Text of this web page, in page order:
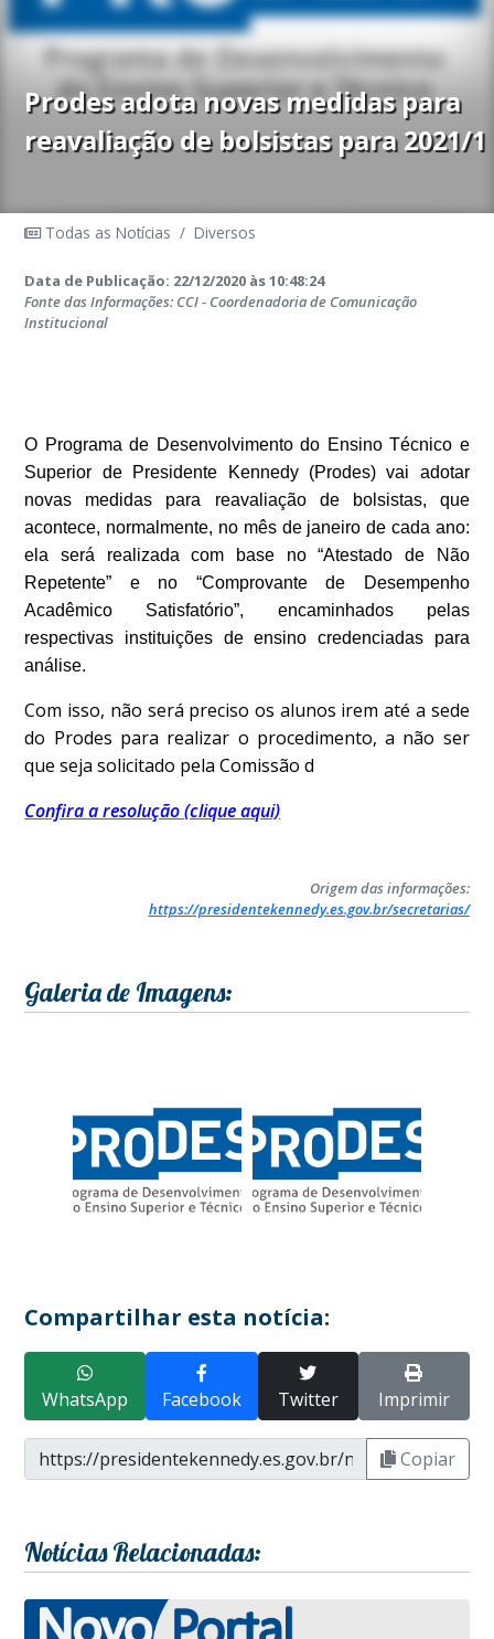
Prodes adota novas medidas para
reavaliação de bolsistas para 2021/1
Todas as Notícias / Diversos
Data de Publicação: 22/12/2020 às 10:48:24
Fonte das Informações: CCI - Coordenadoria de Comunicação
Institucional
O Programa de Desenvolvimento do Ensino Técnico e
Superior de Presidente Kennedy (Prodes) vai adotar
novas medidas para reavaliação de bolsistas, que
acontece, normalmente, no mês de janeiro de cada ano:
ela será realizada com base no “Atestado de Não
Repetente” e no “Comprovante de Desempenho
Acadêmico Satisfatório”, encaminhados pelas
respectivas instituições de ensino credenciadas para
análise.
Com isso, não será preciso os alunos irem até a sede
do Prodes para realizar o procedimento, a não ser
que seja solicitado pela Comissão d
Confira a resolução (clique aqui)
Origem das informações:
https://presidentekennedy.es.gov.br/secretarias/
Galeria de Imagens:
Compartilhar esta notícia:
WhatsApp Facebook Twitter Imprimir
Copiar
Notícias Relacionadas: